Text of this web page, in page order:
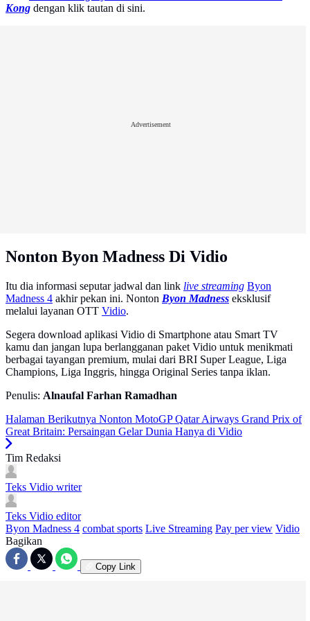
Kong dengan klik tautan di sini.
Advertisement
Nonton Byon Madness Di Vidio
Itu dia informasi seputar jadwal dan link live streaming Byon
Madness 4 akhir pekan ini. Nonton Byon Madness eksklusif
melalui layanan OTT Vidio.
Segera download aplikasi Vidio di Smartphone atau Smart TV
kamu dan jangan lupa berlangganan paket Vidio untuk menikmati
berbagai tayangan premium, mulai dari BRI Super League, Liga
Champions, Liga Inggris, hingga Original Series tanpa iklan.
Penulis: Alnaufal Farhan Ramadhan
Halaman Berikutnya Nonton MotoGP Qatar Airways Grand Prix of
Great Britain: Persaingan Gelar Dunia Hanya di Vidio
Tim Redaksi
Teks Vidio writer
Teks Vidio editor
Byon Madness 4 combat sports Live Streaming Pay per view Vidio
Bagikan
Copy Link